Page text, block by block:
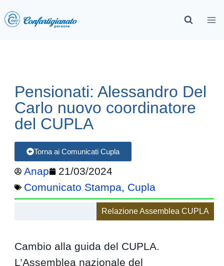
Pensionati: Alessandro Del
Carlo nuovo coordinatore
del CUPLA
Torna ai Comunicati Cupla
Anap
21/03/2024
Comunicato Stampa, Cupla
Relazione Assemblea CUPLA
Cambio alla guida del CUPLA.
L’Assemblea nazionale del